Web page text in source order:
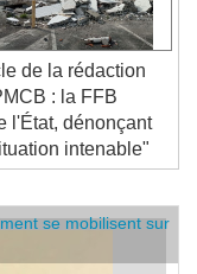
: la FFB
l'État, dénonçant
intenable"
se mobilisent sur